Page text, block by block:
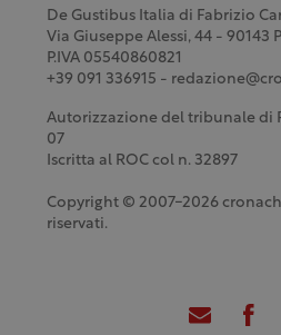
De Gustibus Italia di Fabrizio
Via Giuseppe Alessi, 44 - 90143
P.IVA 05540860821
+39 091 336915 -
Autorizzazione del tribunale di
07
Iscritta al ROC col n. 32897
Copyright © 2007-2026
riservati.